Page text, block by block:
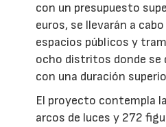
con un presupuesto
euros, se llevarán a
espacios públicos y
ocho distritos donde se
con una duración
El proyecto contempla
arcos de luces y 272